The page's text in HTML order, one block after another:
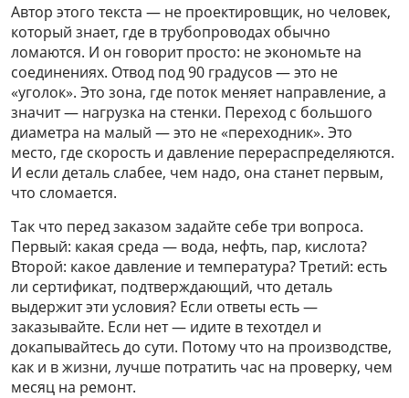
Автор этого текста — не проектировщик, но человек,
который знает, где в трубопроводах обычно
ломаются. И он говорит просто: не экономьте на
соединениях. Отвод под 90 градусов — это не
«уголок». Это зона, где поток меняет направление, а
значит — нагрузка на стенки. Переход с большого
диаметра на малый — это не «переходник». Это
место, где скорость и давление перераспределяются.
И если деталь слабее, чем надо, она станет первым,
что сломается.
Так что перед заказом задайте себе три вопроса.
Первый: какая среда — вода, нефть, пар, кислота?
Второй: какое давление и температура? Третий: есть
ли сертификат, подтверждающий, что деталь
выдержит эти условия? Если ответы есть —
заказывайте. Если нет — идите в техотдел и
докапывайтесь до сути. Потому что на производстве,
как и в жизни, лучше потратить час на проверку, чем
месяц на ремонт.